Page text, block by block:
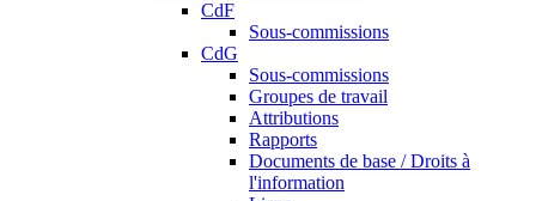
CdF
Sous-commissions
CdG
Sous-commissions
Groupes de travail
Attributions
Rapports
Documents de base / Droits à
l'information